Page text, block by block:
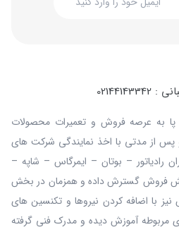
مجموعه آذر صبا در سال 1378 پا به عرصه فروش و تعمیرات محصولات
از مدتی با اخذ نمایندگی شرکت های
رادیاتور – بوتان – ایمرگاس – شاپه –
بخش فروش گسترش داده و همزمان در بخش
با اضافه کردن نیروها و تکنسین های
مربوطه آموزش دیده و مدرک فنی گرفته